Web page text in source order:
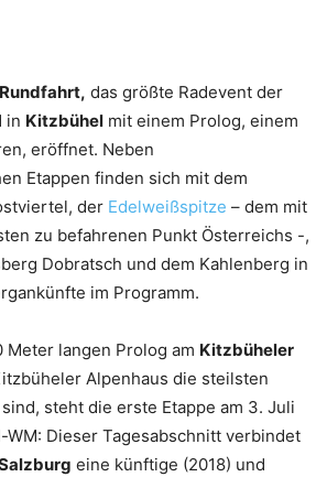
das größte Radevent der
in Kitzbühel mit einem Prolog, einem
eröffnet. Neben
Etappen finden sich mit dem
der Edelweißspitze – dem mit
zu befahrenen Punkt Österreichs -,
Dobratsch und dem Kahlenberg in
im Programm.
Meter langen Prolog am Kitzbüheler
Alpenhaus die steilsten
steht die erste Etappe am 3. Juli
WM: Dieser Tagesabschnitt verbindet
eine künftige (2018) und